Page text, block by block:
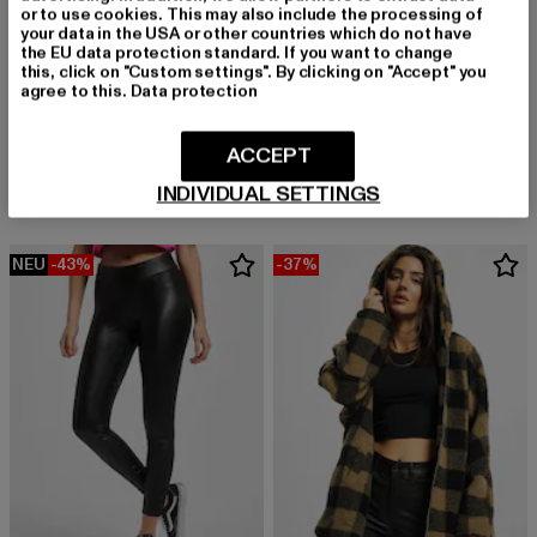
Ladies Camo Tech Mesh Leggings
Derzeitiger Preis: 14,99 EURAktionspreis: 24,99 EUR
Vive La Liberte Oversize
19,99 EUR
Derzeitiger Preis: 19,99 EUR
NEU -43% -37%
or to use cookies. This may also include the processing of
your data in the USA or other countries which do not have
the EU data protection standard. If you want to change
this, click on "Custom settings". By clicking on "Accept" you
agree to this. Data protection
INDIVIDUAL SETTINGS
ACCEPT